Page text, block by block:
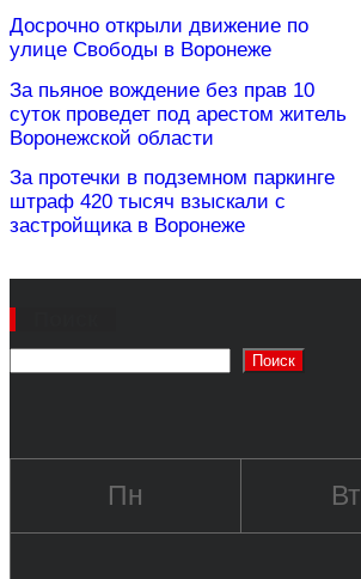
Досрочно открыли движение по
улице Свободы в Воронеже
За пьяное вождение без прав 10
суток проведет под арестом житель
Воронежской области
За протечки в подземном паркинге
штраф 420 тысяч взыскали с
застройщика в Воронеже
Поиск
Пн Вт